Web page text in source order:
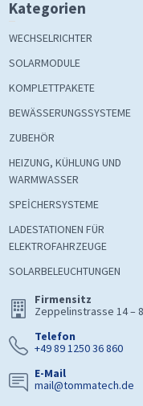
Kategorien
WECHSELRICHTER
SOLARMODULE
KOMPLETTPAKETE
BEWÄSSERUNGSSYSTEME
ZUBEHÖR
HEIZUNG, KÜHLUNG UND
WARMWASSER
SPEİCHERSYSTEME
LADESTATIONEN FÜR
ELEKTROFAHRZEUGE
SOLARBELEUCHTUNGEN
Firmensitz
Zeppelinstrasse 14 –
Telefon
+49 89 1250 36 860
E-Mail
mail@tommatech.de